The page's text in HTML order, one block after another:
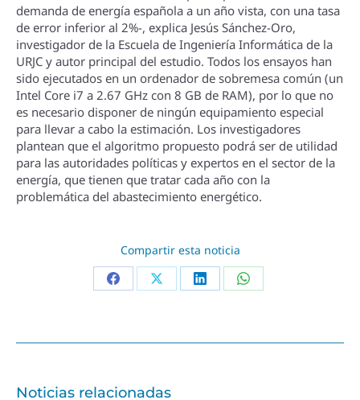
demanda de energí­a española a un año vista, con una tasa
de error inferior al 2%-, explica Jesús Sánchez-Oro,
investigador de la Escuela de Ingenierí­a Informática de la
URJC y autor principal del estudio. Todos los ensayos han
sido ejecutados en un ordenador de sobremesa común (un
Intel Core i7 a 2.67 GHz con 8 GB de RAM), por lo que no
es necesario disponer de ningún equipamiento especial
para llevar a cabo la estimación. Los investigadores
plantean que el algoritmo propuesto podrá ser de utilidad
para las autoridades polí­ticas y expertos en el sector de la
energí­a, que tienen que tratar cada año con la
problemática del abastecimiento energético.
Compartir esta noticia
Noticias relacionadas